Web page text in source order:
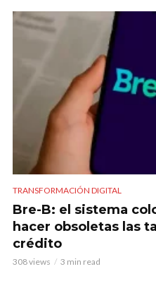
TRANSFORMACIÓN DIGITAL
Bre-B: el sistema
hacer obsoletas las
crédito
308 views 3 min read